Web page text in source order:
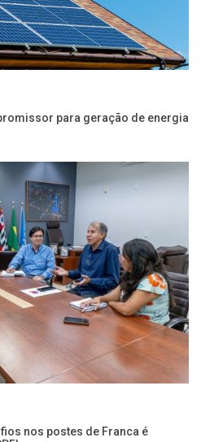
para geração de energia
nos postes de Franca é